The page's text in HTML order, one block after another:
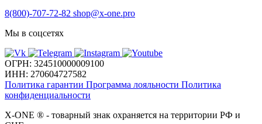
8(800)-707-72-82 shop@x-one.pro
Мы в соцсетях
ОГРН: 324510000009100
ИНН: 270604727582
Политика гарантии Программа лояльности Политика
конфиденциальности
X-ONE ® - товарный знак охраняется на территории РФ и